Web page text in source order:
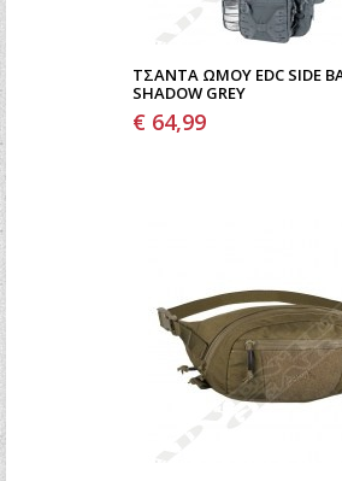
ΤΣΆΝΤΑ ΏΜΟΥ EDC SIDE
SHADOW GREY
€ 64,99